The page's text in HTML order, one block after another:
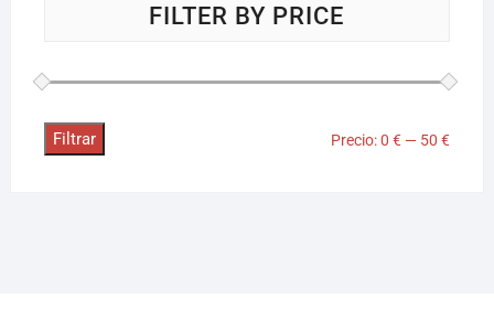
FILTER BY PRICE
Filtrar Precio:0 € — 50 €